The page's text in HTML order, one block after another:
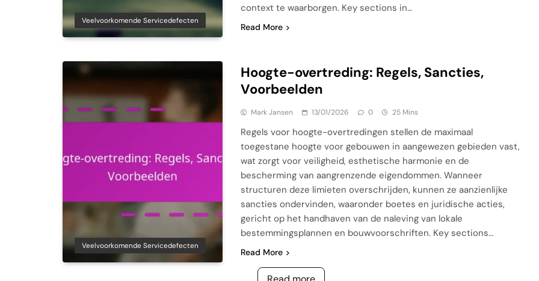
Veelvoorkomende Servicedefecten
context te waarborgen. Key sections in…
Read More
Veelvoorkomende Servicedefecten
Hoogte-overtreding: Regels, Sancties,
Voorbeelden
Mark Jansen 13/01/2026 0 25 Mins
Regels voor hoogte-overtredingen stellen de maximaal
toegestane hoogte voor gebouwen in aangewezen gebieden vast,
wat zorgt voor veiligheid, esthetische harmonie en de
bescherming van aangrenzende eigendommen. Wanneer
structuren deze limieten overschrijden, kunnen ze aanzienlijke
sancties ondervinden, waaronder boetes en juridische acties,
gericht op het handhaven van de naleving van lokale
bestemmingsplannen en bouwvoorschriften. Key sections…
Read More